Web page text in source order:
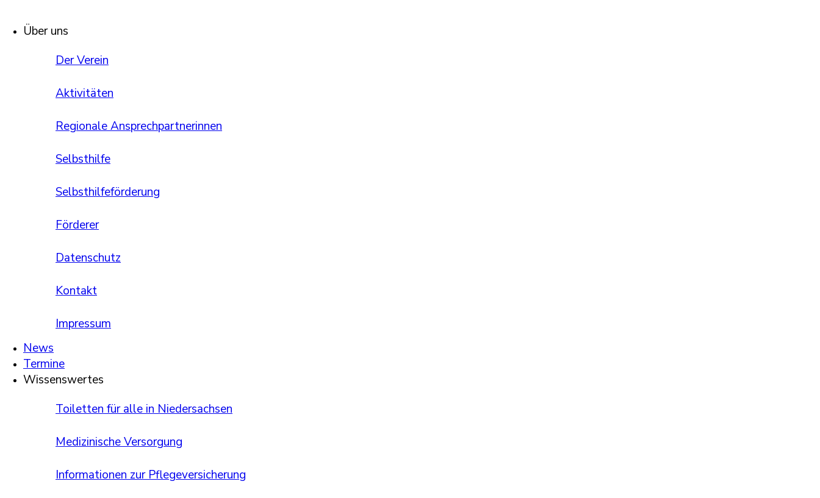
Über uns
Der Verein
Aktivitäten
Regionale Ansprechpartnerinnen
Selbsthilfe
Selbsthilfeförderung
Förderer
Datenschutz
Kontakt
Impressum
News
Termine
Wissenswertes
Toiletten für alle in Niedersachsen
Medizinische Versorgung
Informationen zur Pflege­versicherung